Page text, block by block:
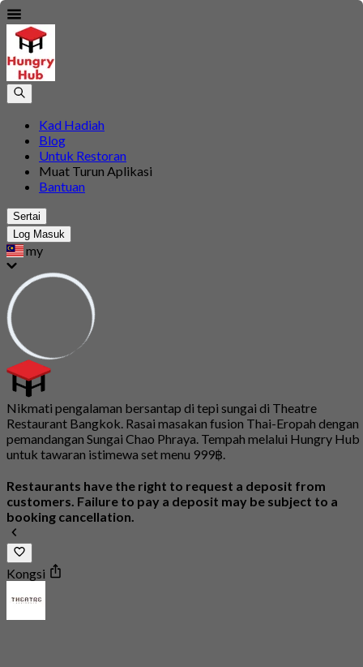
Kad Hadiah
Blog
Untuk Restoran
Muat Turun Aplikasi
Bantuan
Sertai
Log Masuk
my
Nikmati pengalaman bersantap di tepi sungai di Theatre
Restaurant Bangkok. Rasai masakan fusion Thai-Eropah dengan
pemandangan Sungai Chao Phraya. Tempah melalui Hungry Hub
untuk tawaran istimewa set menu 999฿.
Restaurants have the right to request a deposit from
customers. Failure to pay a deposit may be subject to a
booking cancellation.
Kongsi